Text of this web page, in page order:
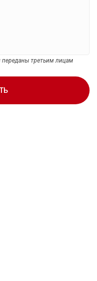
переданы третьим лицам